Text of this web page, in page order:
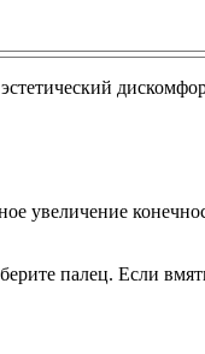
увеличение
палец. Если